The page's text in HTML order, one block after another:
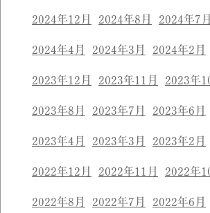
2024年12月 2024年8月 2024年7月
2024年4月 2024年3月 2024年2月
2023年12月 2023年11月 2023年
2023年8月 2023年7月 2023年6月
2023年4月 2023年3月 2023年2月
2022年12月 2022年11月 2022年
2022年8月 2022年7月 2022年6月